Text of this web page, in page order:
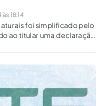
18:14
foi simplificado pelo
ao titular uma declaração